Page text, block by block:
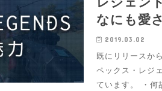
なにも愛
2019.03.02
既にリリースか
ペックス・レジ
ています。 ・何